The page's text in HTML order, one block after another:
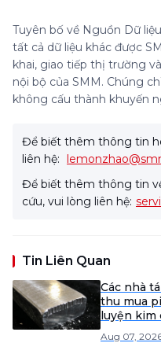
Tuyên bố về Nguồn Dữ
tất cả dữ liệu khác được
khai, giao tiếp thị trường
nội bộ của SMM. Chúng
không cấu thành khuyến
Để biết thêm thông tin
liên hệ:
Để biết thêm thông tin
cứu, vui lòng liên hệ:
Tin Liên Quan
Các nhà
thu mua
luyện kim
Aug 07,